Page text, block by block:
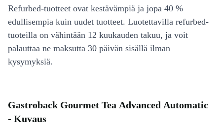
Refurbed-tuotteet ovat kestävämpiä ja jopa 40 %
edullisempia kuin uudet tuotteet. Luotettavilla refurbed-
tuoteilla on vähintään 12 kuukauden takuu, ja voit
palauttaa ne maksutta 30 päivän sisällä ilman
kysymyksiä.
Gastroback Gourmet Tea Advanced Automatic
- Kuvaus